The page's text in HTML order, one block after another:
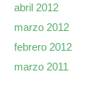
abril 2012
marzo 2012
febrero 2012
marzo 2011